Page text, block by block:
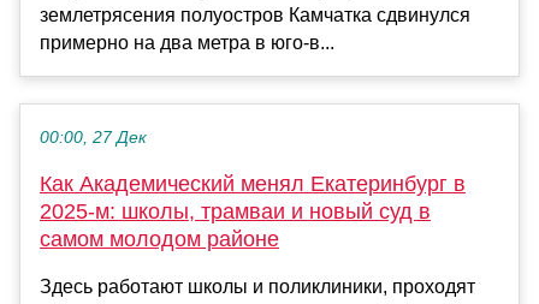
землетрясения полуостров Камчатка сдвинулся
примерно на два метра в юго-в...
00:00, 27 Дек
Как Академический менял Екатеринбург в
2025‑м: школы, трамваи и новый суд в
самом молодом районе
Здесь работают школы и поликлиники, проходят